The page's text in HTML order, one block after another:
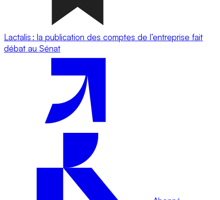
Lactalis : la publication des comptes de l’entreprise fait
débat au Sénat